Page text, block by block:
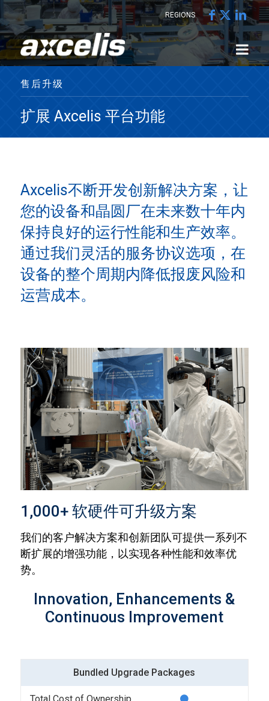
REGIONS
售后升级
扩展 Axcelis 平台功能
Axcelis不断开发创新解决方案，让
您的设备和晶圆厂在未来数十年内
保持良好的运行性能和生产效率。
通过我们灵活的服务协议选项，在
设备的整个周期内降低报废风险和
运营成本。
1,000+ 软硬件可升级方案
我们的客户解决方案和创新团队可提供一系列不
断扩展的增强功能，以实现各种性能和效率优
势。
Innovation, Enhancements &
Continuous Improvement
Bundled Upgrade Packages